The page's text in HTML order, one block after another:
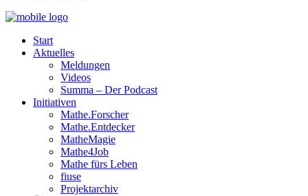
Start
Aktuelles
Meldungen
Videos
Summa – Der Podcast
Initiativen
Mathe.Forscher
Mathe.Entdecker
MatheMagie
Mathe4Job
Mathe fürs Leben
fiuse
Projektarchiv